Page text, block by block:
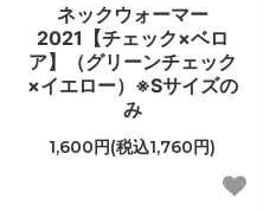
ネックウォーマー
2021【チェック×ベロ
ア】（グリーンチェック
×イエロー）※Sサイズの
み
1,600円(税込1,760円)